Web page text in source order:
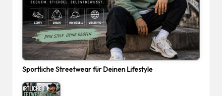
Sportliche Streetwear für Deinen Lifestyle